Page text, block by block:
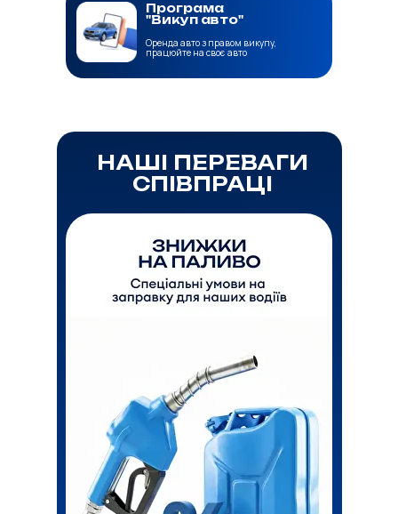
Оренда авто з правом викупу,
працюйте на своє авто
Програма
"Викуп авто"
НАШІ ПЕРЕВАГИ
СПІВПРАЦІ